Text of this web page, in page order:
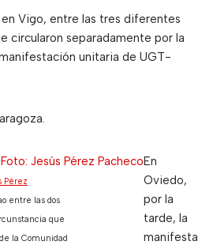
Vigo, entre las tres diferentes
circularon separadamente por la
unitaria de UGT-
Pérez
entre las dos
que
la Comunidad
En
Oviedo,
por la
tarde, la
manifesta